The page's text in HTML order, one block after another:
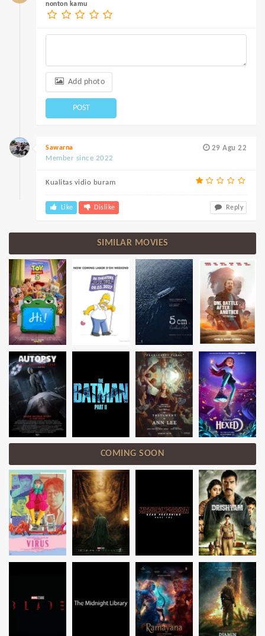
nonton kamu
Add photo
POST
29 Agu 22
Sawarna
Member since 2022
Kualitas vidio buram
Like Dislike Reply
SIMILAR MOVIES
COMING SOON